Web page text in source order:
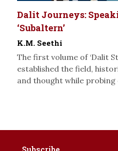
Dalit Journeys:
‘Subaltern’
K.M. Seethi
The first volume of ‘Dalit
established the field,
and thought while probing